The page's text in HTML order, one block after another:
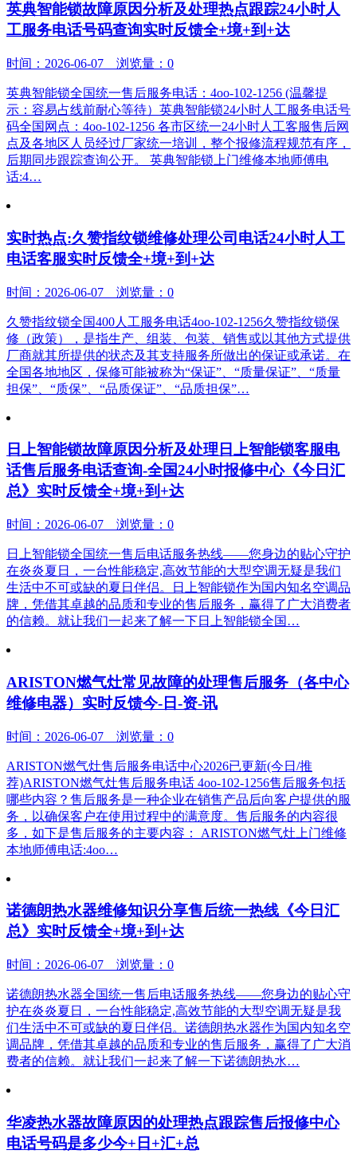
英典智能锁故障原因分析及处理热点跟踪24小时人
工服务电话号码查询实时反馈全+境+到+达
时间：2026-06-07 浏览量：0
英典智能锁全国统一售后服务电话：4oo-102-1256 (温馨提
示：容易占线前耐心等待）英典智能锁24小时人工服务电话号
码全国网点：4oo-102-1256 各市区统一24小时人工客服售后网
点及各地区人员经过厂家统一培训，整个报修流程规范有序，
后期同步跟踪查询公开。 英典智能锁上门维修本地师傅电
话:4…
实时热点:久赞指纹锁维修处理公司电话24小时人工
电话客服实时反馈全+境+到+达
时间：2026-06-07 浏览量：0
久赞指纹锁全国400人工服务电话4oo-102-1256久赞指纹锁保
修（政策），是指生产、组装、包装、销售或以其他方式提供
厂商就其所提供的状态及其支持服务所做出的保证或承诺。在
全国各地地区，保修可能被称为“保证”、“质量保证”、“质量
担保”、“质保”、“品质保证”、“品质担保”…
日上智能锁故障原因分析及处理日上智能锁客服电
话售后服务电话查询-全国24小时报修中心《今日汇
总》实时反馈全+境+到+达
时间：2026-06-07 浏览量：0
日上智能锁全国统一售后电话服务热线——您身边的贴心守护
在炎炎夏日，一台性能稳定,高效节能的大型空调无疑是我们
生活中不可或缺的夏日伴侣。日上智能锁作为国内知名空调品
牌，凭借其卓越的品质和专业的售后服务，赢得了广大消费者
的信赖。就让我们一起来了解一下日上智能锁全国…
ARISTON燃气灶常见故障的处理售后服务（各中心
维修电器）实时反馈今-日-资-讯
时间：2026-06-07 浏览量：0
ARISTON燃气灶售后服务电话中心2026已更新(今日/推
荐)ARISTON燃气灶售后服务电话 4oo-102-1256售后服务包括
哪些内容？售后服务是一种企业在销售产品后向客户提供的服
务，以确保客户在使用过程中的满意度。售后服务的内容很
多，如下是售后服务的主要内容： ARISTON燃气灶上门维修
本地师傅电话:4oo…
诺德朗热水器维修知识分享售后统一热线《今日汇
总》实时反馈全+境+到+达
时间：2026-06-07 浏览量：0
诺德朗热水器全国统一售后电话服务热线——您身边的贴心守
护在炎炎夏日，一台性能稳定,高效节能的大型空调无疑是我
们生活中不可或缺的夏日伴侣。诺德朗热水器作为国内知名空
调品牌，凭借其卓越的品质和专业的售后服务，赢得了广大消
费者的信赖。就让我们一起来了解一下诺德朗热水…
华凌热水器故障原因的处理热点跟踪售后报修中心
电话号码是多少今+日+汇+总